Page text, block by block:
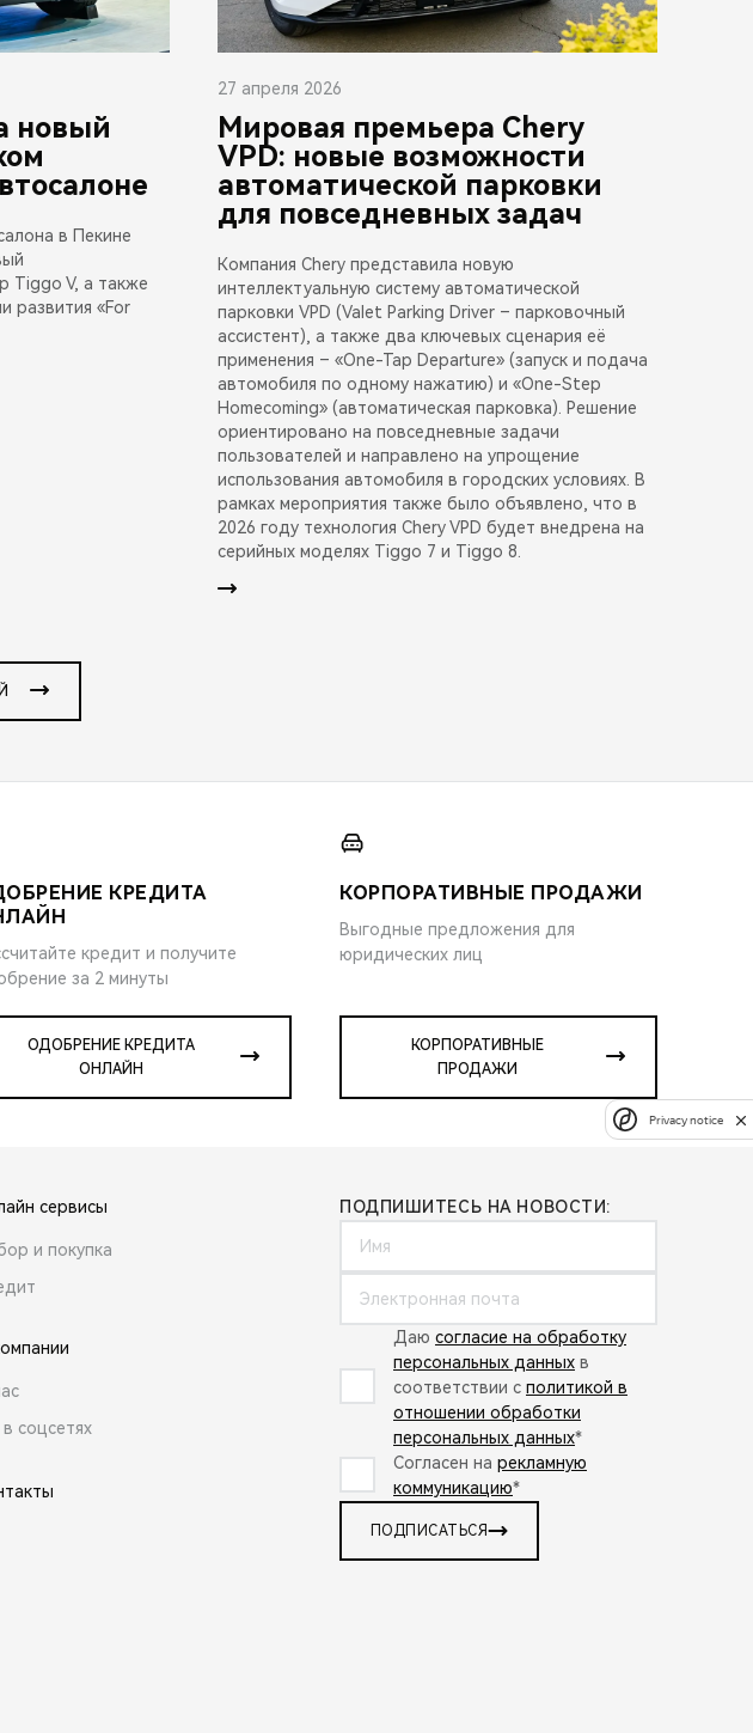
новый
в Пекине
Tiggo V, а также
развития «For
27 апреля 2026
Мировая премьера Chery
VPD: новые возможности
автоматической парковки
для повседневных задач
Компания Chery представила новую
интеллектуальную систему автоматической
парковки VPD (Valet Parking Driver – парковочный
ассистент), а также два ключевых сценария её
применения – «One-Tap Departure» (запуск и подача
автомобиля по одному нажатию) и «One-Step
Homecoming» (автоматическая парковка). Решение
ориентировано на повседневные задачи
пользователей и направлено на упрощение
использования автомобиля в городских условиях. В
рамках мероприятия также было объявлено, что в
2026 году технология Chery VPD будет внедрена на
серийных моделях Tiggo 7 и Tiggo 8.
КРЕДИТА
кредит и получите
за 2 минуты
ОДОБРЕНИЕ КРЕДИТА
ОНЛАЙН
КОРПОРАТИВНЫЕ ПРОДАЖИ
Выгодные предложения для
юридических лиц
КОРПОРАТИВНЫЕ
ПРОДАЖИ
сервисы
и покупка
соцсетях
ПОДПИШИТЕСЬ НА НОВОСТИ:
Даю согласие на обработку
персональных данных в
соответствии с политикой в
отношении обработки
персональных данных*
Согласен на рекламную
коммуникацию*
ПОДПИСАТЬСЯ
Privacy notice